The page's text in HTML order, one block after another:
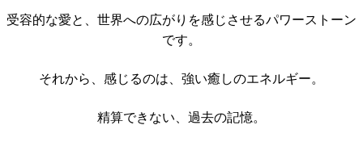
受容的な愛と、世界への広がりを感じさせるパワーストーン
です。
それから、感じるのは、強い癒しのエネルギー。
精算できない、過去の記憶。